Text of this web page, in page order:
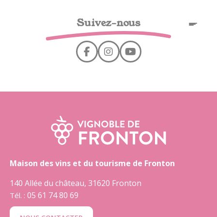
Suivez-nous
Maison des vins et du tourisme de Fronton
140 Allée du château, 31620 Fronton
Tél. : 05 61 74 80 69